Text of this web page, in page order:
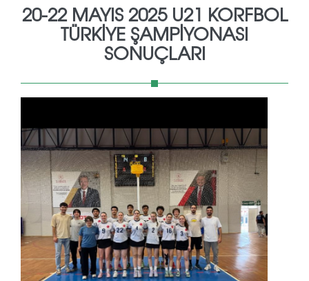
20-22 MAYIS 2025 U21 KORFBOL
TÜRKİYE ŞAMPİYONASI
SONUÇLARI